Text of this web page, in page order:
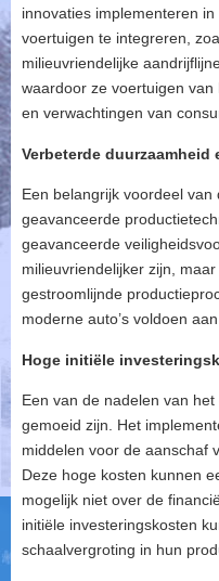
innovaties implementeren
voertuigen te integreren,
milieuvriendelijke
waardoor ze voertuigen
en verwachtingen van
Verbeterde duurzaamheid
Een belangrijk voordeel
geavanceerde
geavanceerde
milieuvriendelijker zijn,
gestroomlijnde
moderne auto’s voldoen
Hoge initiële
Een van de nadelen van
gemoeid zijn. Het
middelen voor de aanschaf
Deze hoge kosten kunnen
mogelijk niet over de
initiële investeringskosten
schaalvergroting in hun